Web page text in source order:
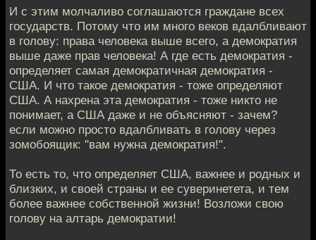
И с этим молчаливо соглашаются граждане всех
государств. Потому что им много веков вдалбливают
в голову: права человека выше всего, а демократия
выше даже прав человека! А где есть демократия -
определяет самая демократичная демократия -
США. И что такое демократия - тоже определяют
США. А нахрена эта демократия - тоже никто не
понимает, а США даже и не объясняют - зачем?
если можно просто вдалбливать в голову через
зомобоящик: "вам нужна демократия!".
То есть то, что определяет США, важнее и родных и
близких, и своей страны и ее суверинетета, и тем
более важнее собственной жизни! Возложи свою
голову на алтарь демократии!